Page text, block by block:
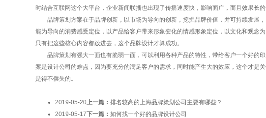
时结合互联网这个大平台，企业新闻联播也出现了传播速度快，影响面广，而且效果长
品牌策划方案在于品牌创新，以市场为导向的创新，挖掘品牌价值，并可持续发展
能为导向的消费感受定位，以产品给客户带来形象变化的情感形象定位，以文化和观念
只有把这些核心内容都放进去，这个品牌设计才算成功。
品牌策划有强大一面也有脆弱一面，可以利用各种产品的特性，带给客户一个好的
案是设计公司的难点，因为要充分的满足客户的需求，同时能产生大的效应，这个才
是得不偿失的。
2019-05-20上一篇： 排名较高的上海品牌策划公司主要有哪些？
2019-05-17下一篇： 如何找一个好的品牌设计公司